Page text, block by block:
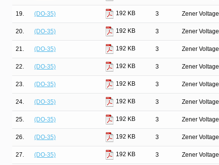
19. (DO-35) 192 KB 3 Zener
20. (DO-35) 192 KB 3 Zener
21. (DO-35) 192 KB 3 Zener
22. (DO-35) 192 KB 3 Zener
23. (DO-35) 192 KB 3 Zener
24. (DO-35) 192 KB 3 Zener
25. (DO-35) 192 KB 3 Zener
26. (DO-35) 192 KB 3 Zener
27. (DO-35) 192 KB 3 Zener